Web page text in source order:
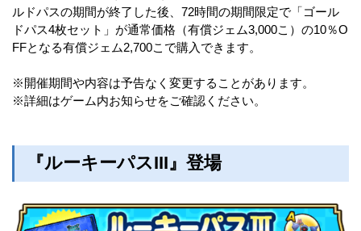
ルドパスの期間が終了した後、72時間の期間限定で「ゴール
ドパス4枚セット」が通常価格（有償ジェム3,000こ）の10％O
FFとなる有償ジェム2,700こで購入できます。
※開催期間や内容は予告なく変更することがあります。
※詳細はゲーム内お知らせをご確認ください。
『ルーキーパスIII』登場